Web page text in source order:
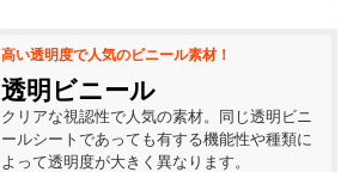
高い透明度で人気のビニール素材！
透明ビニール
クリアな視認性で人気の素材。同じ透明ビニ
ールシートであっても有する機能性や種類に
よって透明度が大きく異なります。